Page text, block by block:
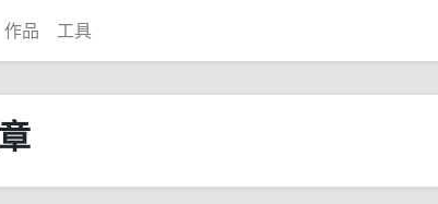
作品 工具